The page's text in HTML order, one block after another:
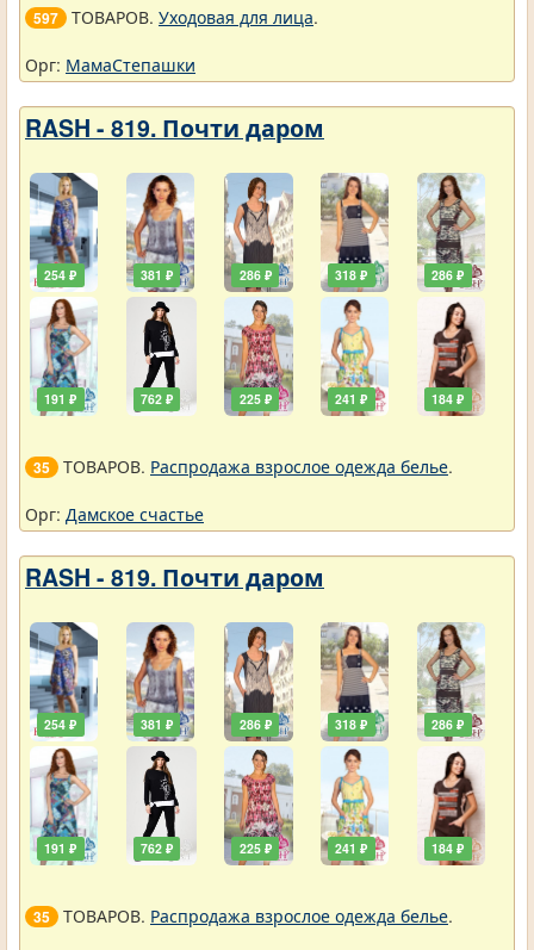
597 ТОВАРОВ. Уходовая для лица.
Орг: МамаСтепашки
RASH - 819. Почти даром
254 ₽
191 ₽
381 ₽
762 ₽
286 ₽
225 ₽
318 ₽
241 ₽
286 ₽
184 ₽
35 ТОВАРОВ. Распродажа взрослое одежда белье.
Орг: Дамское счастье
RASH - 819. Почти даром
254 ₽
191 ₽
381 ₽
762 ₽
286 ₽
225 ₽
318 ₽
241 ₽
286 ₽
184 ₽
35 ТОВАРОВ. Распродажа взрослое одежда белье.